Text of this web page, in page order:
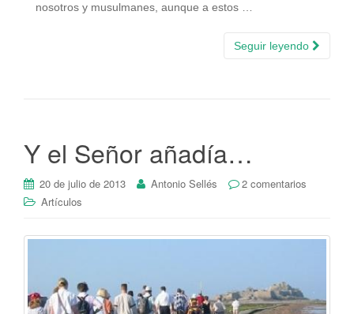
nosotros y musulmanes, aunque a estos …
Seguir leyendo
Y el Señor añadía…
20 de julio de 2013 Antonio Sellés
2 comentarios
Artículos